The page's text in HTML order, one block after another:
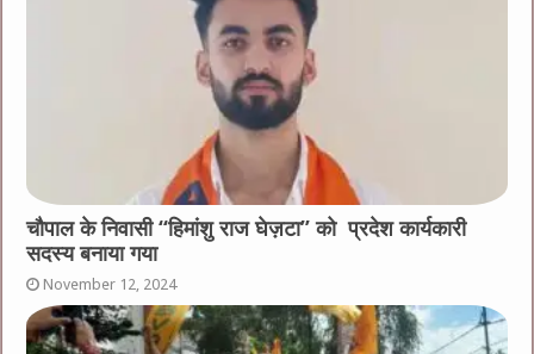
चौपाल के निवासी “हिमांशु राज घेज़टा” को प्रदेश कार्यकारी
सदस्य बनाया गया
November 12, 2024